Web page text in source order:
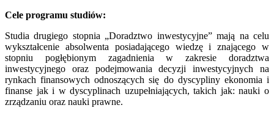
Cele programu studiów:
Studia drugiego stopnia „Doradztwo inwestycyjne” mają na celu
wykształcenie absolwenta posiadającego wiedzę i znającego w
stopniu pogłębionym zagadnienia w zakresie doradztwa
inwestycyjnego oraz podejmowania decyzji inwestycyjnych na
rynkach finansowych odnoszących się do dyscypliny ekonomia i
finanse jak i w dyscyplinach uzupełniających, takich jak: nauki o
zrządzaniu oraz nauki prawne.